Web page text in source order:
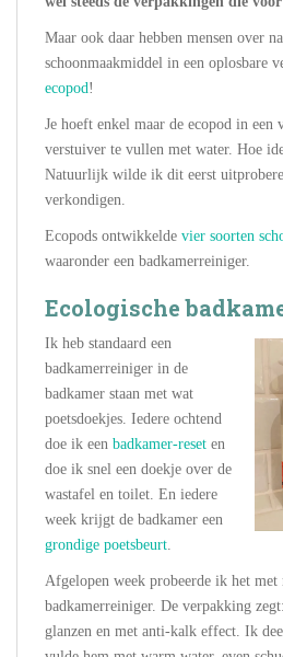
Maar ook daar hebben mensen over
schoonmaakmiddel in een oplosbare
ecopod !
Je hoeft enkel maar de ecopod in een
verstuiver te vullen met water. Hoe
Natuurlijk wilde ik dit eerst
verkondigen.
Ecopods ontwikkelde vier soorten
waaronder een badkamerreiniger.
Ecologische
Ik heb standaard een
badkamerreiniger in de
badkamer staan met wat
poetsdoekjes. Iedere ochtend
doe ik een badkamer-reset en
doe ik snel een doekje over de
wastafel en toilet. En iedere
week krijgt de badkamer een
grondige poetsbeurt
Afgelopen week probeerde ik het
badkamerreiniger. De verpakking
glanzen en met anti-kalk effect. Ik